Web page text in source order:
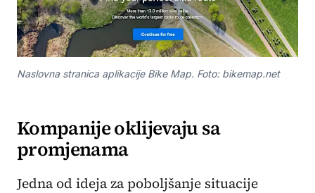
Naslovna stranica aplikacije Bike Map. Foto: bikemap.net
Kompanije oklijevaju sa
promjenama
Jedna od ideja za poboljšanje situacije